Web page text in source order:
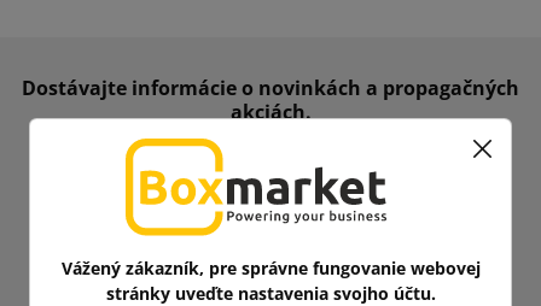
Dostávajte informácie o novinkách a propagačných
akciách.
Získajte 5% zľavu
na prvý nákup!
Zostaňte aktuálni!
Vážený zákazník, pre správne fungovanie webovej
stránky uveďte nastavenia svojho účtu.